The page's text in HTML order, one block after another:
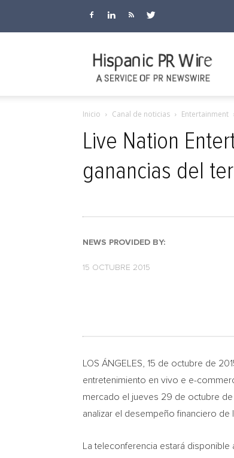
Inicio Canal de noticias Entertainment
Live Nation
ganancias del
NEWS PROVIDED BY:
15 OCTUBRE 2015
LOS ÁNGELES, 15 de octubre de
entretenimiento en vivo e e-
mercado el jueves 29 de octubre de
analizar el desempeño financiero de
La teleconferencia estará